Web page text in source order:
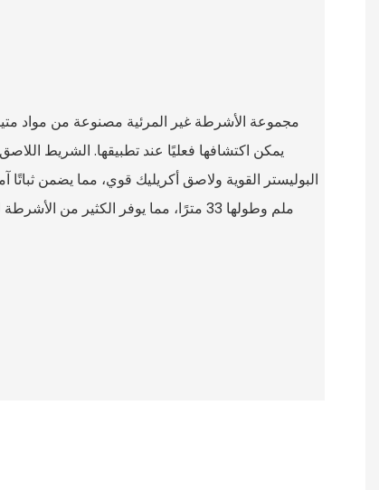
مجموعة الأشرطة غير المرئية مصنوعة من مواد
يمكن اكتشافها فعليًا عند تطبيقها. الشريط
ملم وطولها 33 مترًا، مما يوفر الكثير من